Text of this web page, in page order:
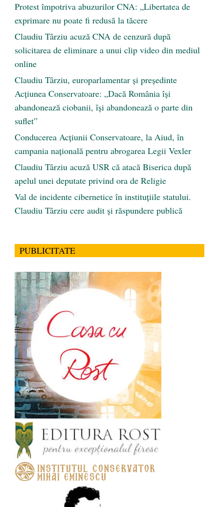
Protest împotriva abuzurilor CNA: „Libertatea de
exprimare nu poate fi redusă la tăcere
Claudiu Târziu acuză CNA de cenzură după
solicitarea de eliminare a unui clip video din mediul
online
Claudiu Târziu, europarlamentar și președinte
Acțiunea Conservatoare: „Dacă România își
abandonează ciobanii, își abandonează o parte din
suflet”
Conducerea Acțiunii Conservatoare, la Aiud, în
campania națională pentru abrogarea Legii Vexler
Claudiu Târziu acuză USR că atacă Biserica după
apelul unei deputate privind ora de Religie
Val de incidente cibernetice în instituțiile statului.
Claudiu Târziu cere audit și răspundere publică
PUBLICITATE